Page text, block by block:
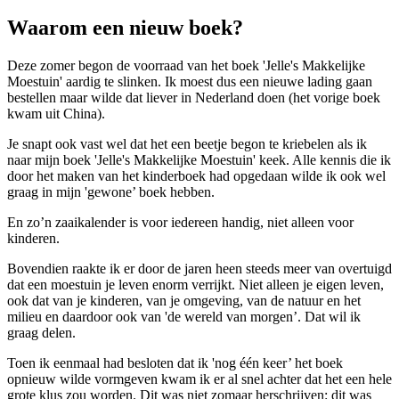
Waarom een nieuw boek?
Deze zomer begon de voorraad van het boek 'Jelle's Makkelijke
Moestuin' aardig te slinken. Ik moest dus een nieuwe lading gaan
bestellen maar wilde dat liever in Nederland doen (het vorige boek
kwam uit China).
Je snapt ook vast wel dat het een beetje begon te kriebelen als ik
naar mijn boek 'Jelle's Makkelijke Moestuin' keek. Alle kennis die ik
door het maken van het kinderboek had opgedaan wilde ik ook wel
graag in mijn 'gewone’ boek hebben.
En zo’n zaaikalender is voor iedereen handig, niet alleen voor
kinderen.
Bovendien raakte ik er door de jaren heen steeds meer van overtuigd
dat een moestuin je leven enorm verrijkt. Niet alleen je eigen leven,
ook dat van je kinderen, van je omgeving, van de natuur en het
milieu en daardoor ook van 'de wereld van morgen’. Dat wil ik
graag delen.
Toen ik eenmaal had besloten dat ik 'nog één keer’ het boek
opnieuw wilde vormgeven kwam ik er al snel achter dat het een hele
grote klus zou worden. Dit was niet zomaar herschrijven: dit was